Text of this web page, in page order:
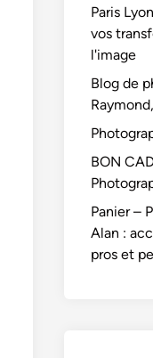
Paris
vos
l'image
Blog de
BON
Panier –
Alan :
pros et